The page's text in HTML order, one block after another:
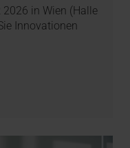
2026 in Wien (Halle
Innovationen